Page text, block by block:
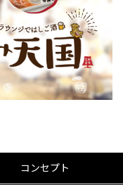
コンセプト